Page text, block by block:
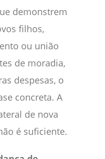
demonstrem
filhos,
ou união
de moradia,
despesas, o
concreta. A
de nova
é suficiente.